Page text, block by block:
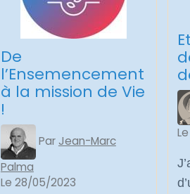
De
l’Ensemencement
à la mission de Vie
!
ParJean-Marc
Palma
Le 28/05/2023